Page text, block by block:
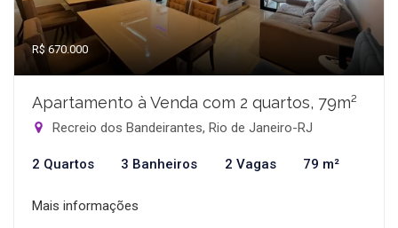
R$ 670.000
Apartamento à Venda com 2 quartos, 79m²
Recreio dos Bandeirantes, Rio de Janeiro-RJ
2 Quartos 3 Banheiros 2 Vagas 79 m²
Mais informações